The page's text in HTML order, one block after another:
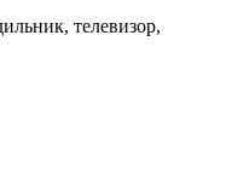
телевизор,